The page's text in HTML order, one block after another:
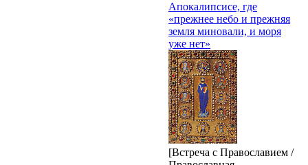
Апокалипсисе, где
«прежнее небо и прежняя
земля миновали, и моря
уже нет»
[Встреча с Православием /